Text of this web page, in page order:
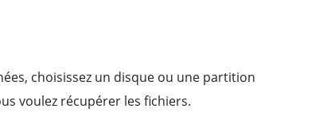
choisissez un disque ou une partition
voulez récupérer les fichiers.